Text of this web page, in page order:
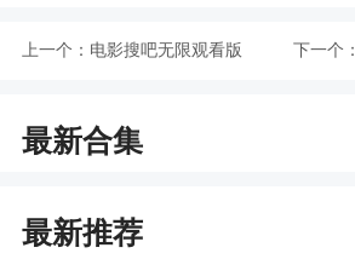
4、让用户都可以体验到更多
小编评价
推广哦
上一个： 电影搜吧无限观看版 下一个：
最新合集
最新推荐